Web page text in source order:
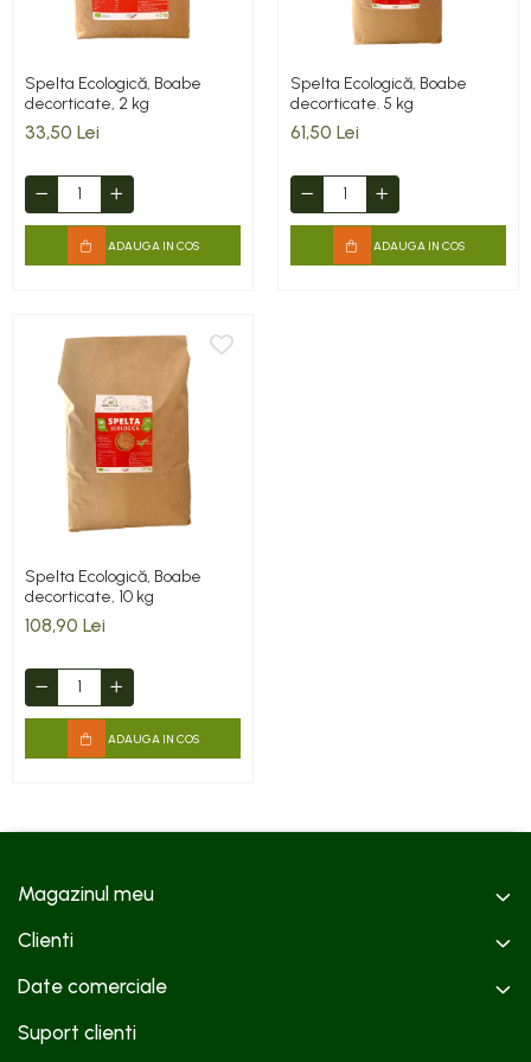
Spelta Ecologică, Boabe
decorticate, 2 kg
33,50 Lei
ADAUGA IN COS
Spelta Ecologică, Boabe
decorticate. 5 kg
61,50 Lei
ADAUGA IN COS
Spelta Ecologică, Boabe
decorticate, 10 kg
108,90 Lei
ADAUGA IN COS
Magazinul meu
Clienti
Date comerciale
Suport clienti